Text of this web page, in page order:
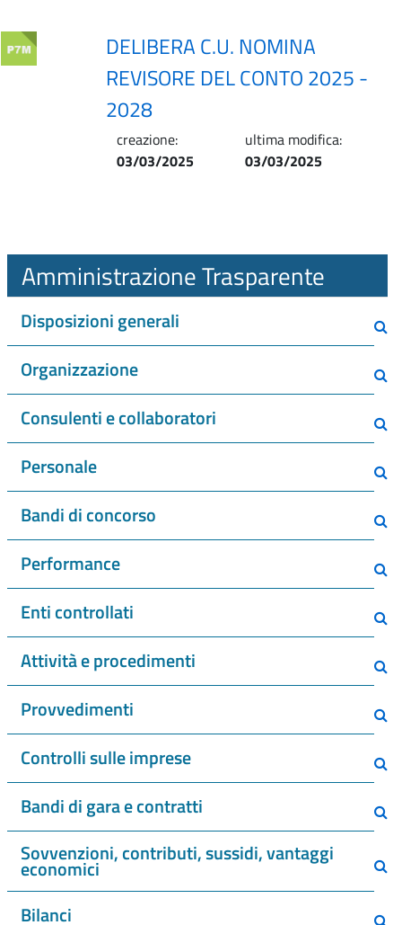
DELIBERA C.U. NOMINA
REVISORE DEL CONTO 2025 -
2028
creazione:
03/03/2025
ultima modifica:
03/03/2025
Amministrazione Trasparente
Disposizioni generali
Organizzazione
Consulenti e collaboratori
Personale
Bandi di concorso
Performance
Enti controllati
Attività e procedimenti
Provvedimenti
Controlli sulle imprese
Bandi di gara e contratti
Sovvenzioni, contributi, sussidi, vantaggi
economici
Bilanci